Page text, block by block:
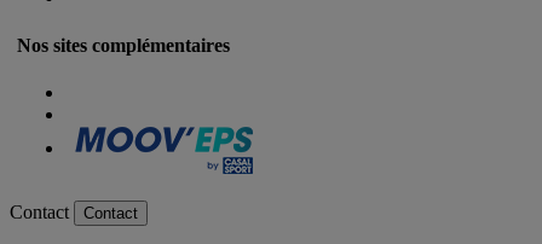
Nos sites complémentaires
Contact Contact